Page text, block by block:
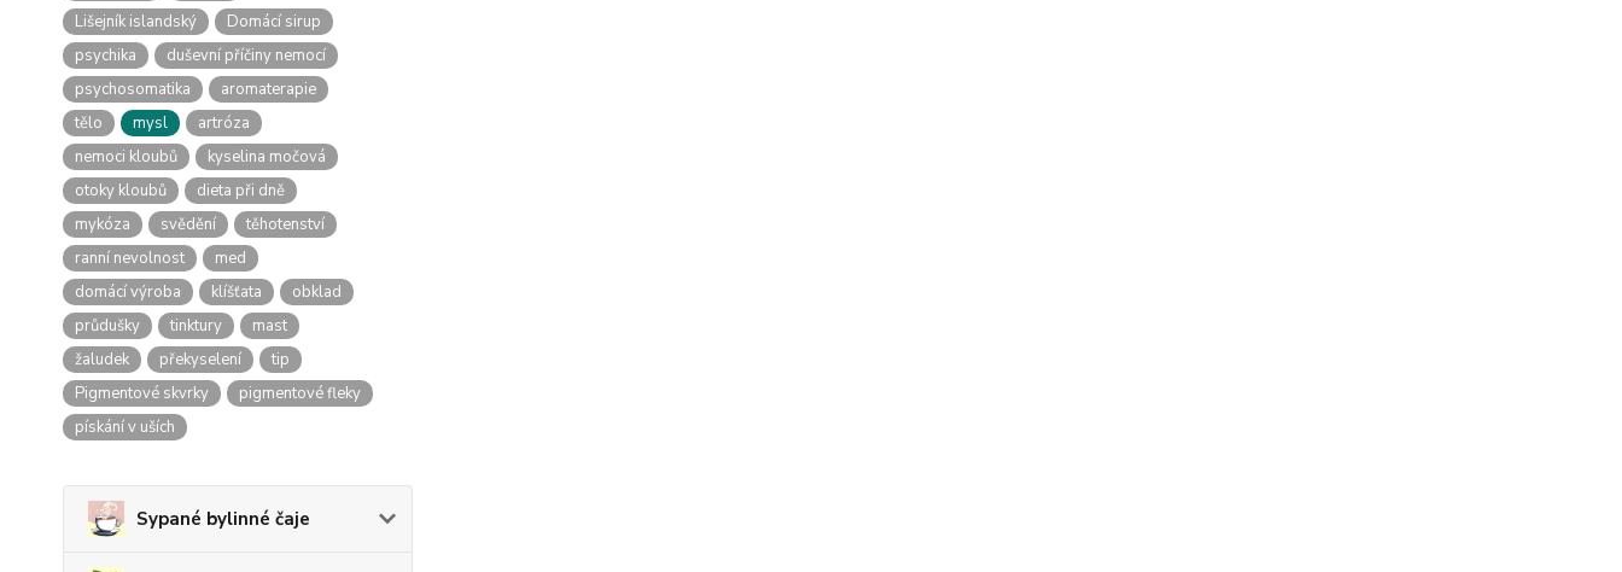
Lišejník islandský
Domácí sirup
psychika
duševní příčiny nemocí
psychosomatika
aromaterapie
tělo
mysl
artróza
nemoci kloubů
kyselina močová
otoky kloubů
dieta při dně
mykóza
svědění
těhotenství
ranní nevolnost
med
domácí výroba
klíšťata
obklad
průdušky
tinktury
mast
žaludek
překyselení
tip
Pigmentové skvrky
pigmentové fleky
pískání v uších
Sypané bylinné čaje